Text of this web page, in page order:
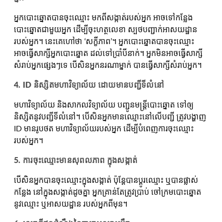
អ្នកបោះឆ្នោតបានចុះឈ្មោះ មកពីសង្កាត់របស់អ្នក អាចទៅកន្លែង
បោះឆ្នោតជាមួយអ្នក ដើម្បីចុះហត្ថលេខា ស្បថបញ្ជាក់អាសយដ្ឋាន
របស់អ្នក។ នេះគេហៅថា ‘សក្ខីភាព’។ អ្នកបោះឆ្នោតបានចុះឈ្មោះ
អាចធ្វើសាក្សីអ្នកបោះឆ្នោត ដល់ទៅប្រាំបីនាក់។ អ្នកមិនអាចធ្វើសាក្សី
សំរាប់អ្នកផ្សេងៗទេ បើសិនអ្នកនរណាម្នាក់ បានធ្វើសាក្សីសំរាប់អ្នក។
4. ID និស្សិតមហាវិទ្យាល័យ ដោយមានបញ្ជីទីលំនៅ
មហាវិទ្យាល័យ និងសាកលវិទ្យាល័យ បញ្ជូនមន្រ្ដីបោះឆ្នោត ទៅឲ្យ
និស្សិតនូវបញ្ជីទីលំនៅ។ បើសិនអ្នកមានឈ្មោះនៅលើបញ្ជី ត្រូវបង្ហាញ
ID មានរូបថត មហាវិទ្យាល័យរបស់អ្នក ដើម្បីបំពេញការចុះឈ្មោះ
របស់អ្នក។
5. ការចុះឈ្មោះមានសុពលភាព ក្នុងសង្កាត់
បើសិនអ្នកបានចុះឈ្មោះក្នុងសង្កាត់ ប៉ុន្ដែបានប្ដូរឈ្មោះ ឬបានផ្លាស់
កន្លែង នៅក្នុងសង្កាត់ដូចគ្នា អ្នកគ្រាន់តែត្រូវប្រាប់ ចៅក្រមបោះឆ្នោត
នូវឈ្មោះ ឬអាសយដ្ឋាន របស់អ្នកពីមុន។